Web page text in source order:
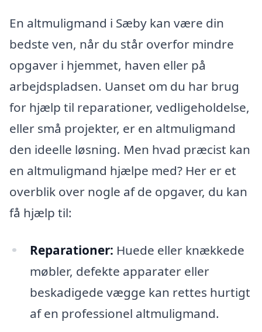
En altmuligmand i Sæby kan være din
bedste ven, når du står overfor mindre
opgaver i hjemmet, haven eller på
arbejdspladsen. Uanset om du har brug
for hjælp til reparationer, vedligeholdelse,
eller små projekter, er en altmuligmand
den ideelle løsning. Men hvad præcist kan
en altmuligmand hjælpe med? Her er et
overblik over nogle af de opgaver, du kan
få hjælp til:
Reparationer: Huede eller knækkede
møbler, defekte apparater eller
beskadigede vægge kan rettes hurtigt
af en professionel altmuligmand.